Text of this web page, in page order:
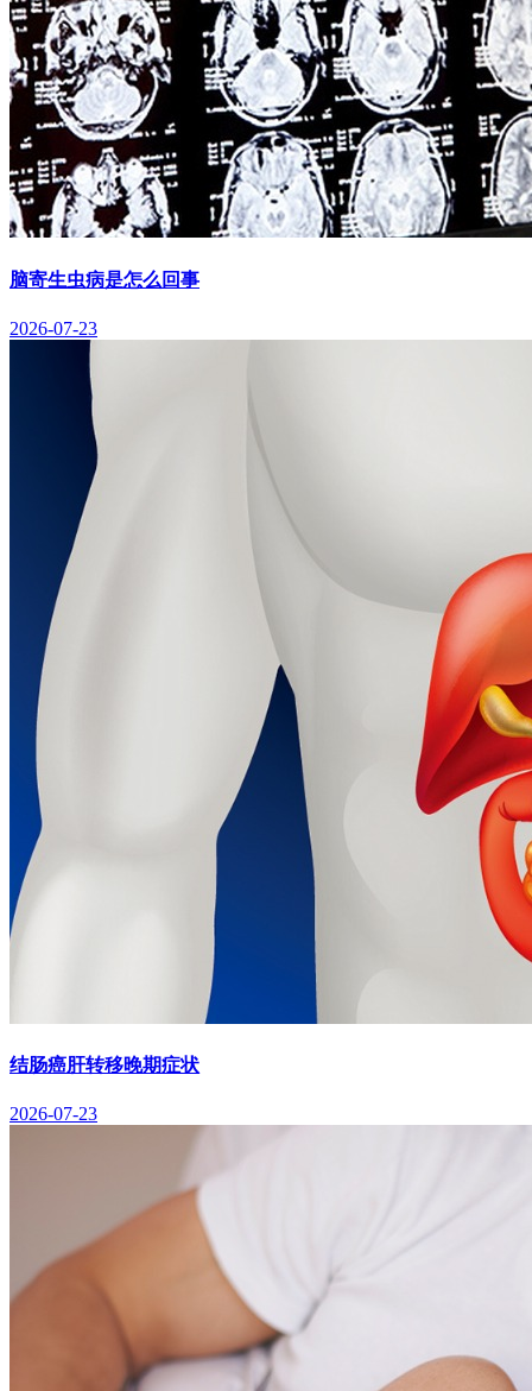
脑寄生虫病是怎么回事
2026-07-23
结肠癌肝转移晚期症状
2026-07-23